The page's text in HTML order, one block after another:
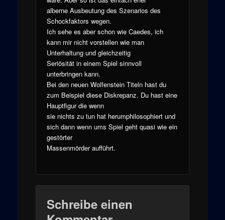
alberne Ausbeutung des Szenarios des
Schockfaktors wegen.
Ich sehe es aber schon wie Caedes, ich
kann mir nicht vorstellen wie man
Unterhaltung und gleichzeitig
Seriösität in einem Spiel sinnvoll
unterbringen kann.
Bei den neuen Wolfenstein Titeln hast du
zum Beispiel diese Diskrepanz. Du hast eine
Hauptfigur die wenn
sie nichts zu tun hat herumphilosophiert und
sich dann wenn ums Spiel geht quasi wie ein
gestörter
Massenmörder aufführt.
Schreibe einen